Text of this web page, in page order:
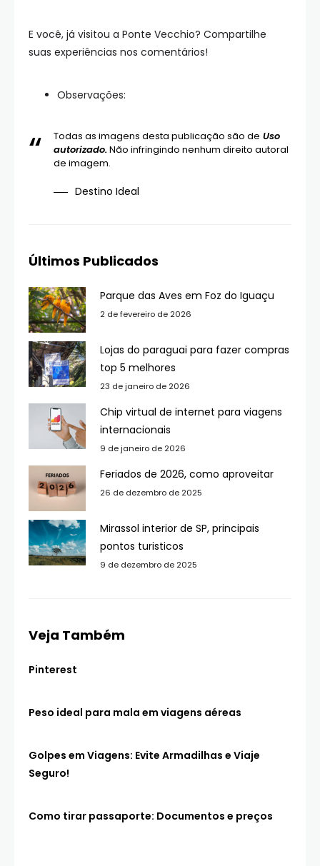
E você, já visitou a Ponte Vecchio? Compartilhe
suas experiências nos comentários!
Observações:
Todas as imagens desta publicação são de Uso
autorizado.Não infringindo nenhum direito autoral
de imagem.
Destino Ideal
Últimos Publicados
Parque das Aves em Foz do Iguaçu
2 de fevereiro de 2026
Lojas do paraguai para fazer compras
top 5 melhores
23 de janeiro de 2026
Chip virtual de internet para viagens
internacionais
9 de janeiro de 2026
Feriados de 2026, como aproveitar
26 de dezembro de 2025
Mirassol interior de SP, principais
pontos turisticos
9 de dezembro de 2025
Veja Também
Pinterest
Peso ideal para mala em viagens aéreas
Golpes em Viagens: Evite Armadilhas e Viaje
Seguro!
Como tirar passaporte: Documentos e preços